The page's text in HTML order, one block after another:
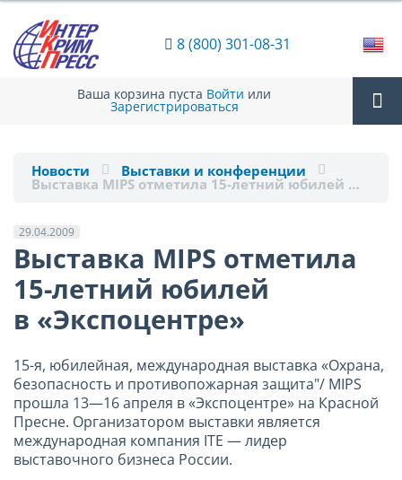
8 (800) 301-08-31
Ваша корзина пуста Войти или
Зарегистрироваться
Новости Выставки и конференции
Выставка MIPS отметила 15-летний юбилей …
29.04.2009
Выставка MIPS отметила
15-летний юбилей
в «Экспоцентре»
15-я, юбилейная, международная выставка «Охрана,
безопасность и противопожарная защита"/ MIPS
прошла 13—16 апреля в «Экспоцентре» на Красной
Пресне. Организатором выставки является
международная компания ITE — лидер
выставочного бизнеса России.